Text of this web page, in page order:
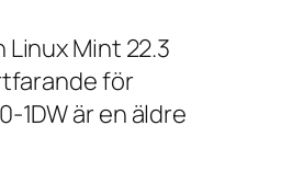
Mint 22.3
för
är en äldre